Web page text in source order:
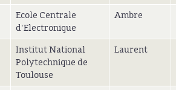
Ecole Centrale
d'Electronique
Ambre
Institut National
Polytechnique de
Toulouse
Laurent